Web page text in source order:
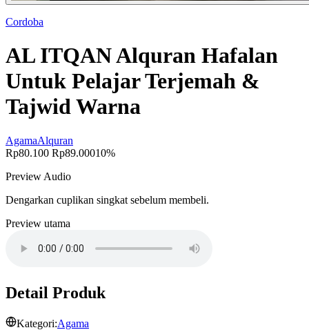
Cordoba
AL ITQAN Alquran Hafalan
Untuk Pelajar Terjemah &
Tajwid Warna
AgamaAlquran
Rp80.100 Rp89.00010%
Preview Audio
Dengarkan cuplikan singkat sebelum membeli.
Preview utama
Detail Produk
Kategori:Agama